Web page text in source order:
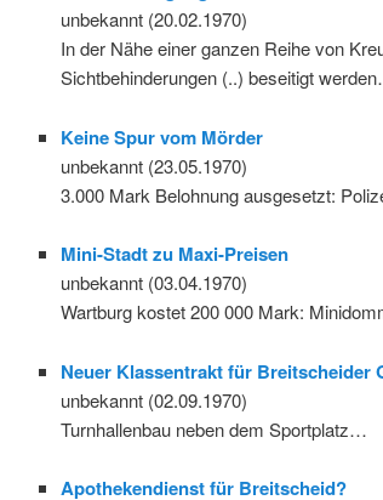
unbekannt (20.02.1970)
In der Nähe einer ganzen Reihe von
Sichtbehinderungen (..) beseitigt
Keine Spur vom Mörder
unbekannt (23.05.1970)
3.000 Mark Belohnung ausgesetzt:
Mini-Stadt zu Maxi-Preisen
unbekannt (03.04.1970)
Wartburg kostet 200 000 Mark:
Neuer Klassentrakt für Breitscheider
unbekannt (02.09.1970)
Turnhallenbau neben dem Sportplatz…
Apothekendienst für Breitscheid?